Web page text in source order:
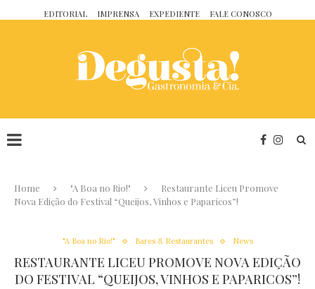
EDITORIAL IMPRENSA EXPEDIENTE FALE CONOSCO
Home "A Boa no Rio!"
Restaurante Liceu Promove
Nova Edição do Festival “Queijos, Vinhos e Paparicos”!
"A Boa no Rio!" Bares & Restaurantes News
RESTAURANTE LICEU PROMOVE NOVA EDIÇÃO
DO FESTIVAL “QUEIJOS, VINHOS E PAPARICOS”!